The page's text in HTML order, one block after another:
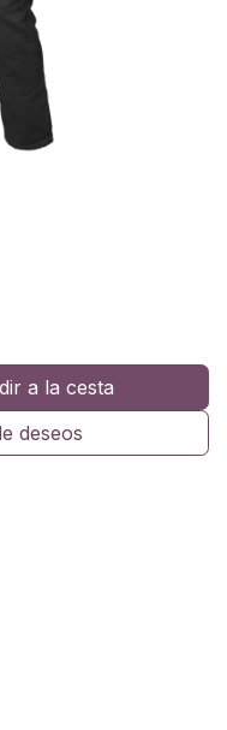
a la cesta
deseos